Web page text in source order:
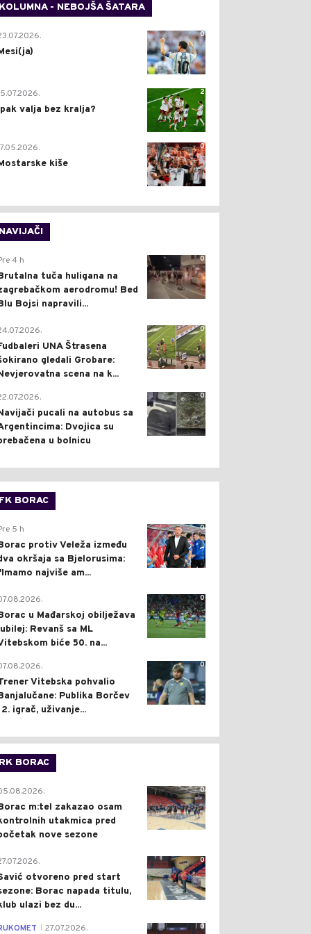
KOLUMNA - NEBOJŠA ŠATARA
0
2
valja bez kralja?
0
kiše
NAVIJAČI
0
4 h
tuča huligana na
aerodromu! Bed
Bojsi napravili...
0
UNA Štrasena
gledali Grobare:
scena na k...
0
pucali na autobus sa
Dvojica su
u bolnicu
FK BORAC
0
5 h
protiv Veleža između
okršaja sa Bjelorusima:
najviše am...
0
u Mađarskoj obilježava
Revanš sa ML
biće 50. na...
0
Vitebska pohvalio
Publika Borčev
igrač, uživanje...
RK BORAC
0
m:tel zakazao osam
utakmica pred
nove sezone
0
otvoreno pred start
Borac napada titulu,
ulazi bez du...
0
27.07.2026.